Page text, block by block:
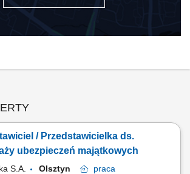
/ Przedstawicielka ds.
ubezpieczeń majątkowych
S.A. Olsztyn
praca